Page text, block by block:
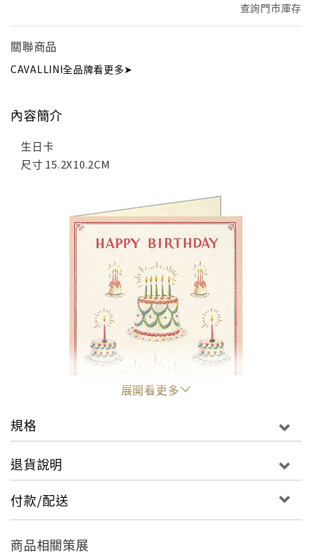
查詢門市庫存
關聯商品
CAVALLINI全品牌看更多➤
內容簡介
生日卡
尺寸 15.2X10.2CM
"
展開看更多
規格
退貨說明
付款/配送
商品相關策展